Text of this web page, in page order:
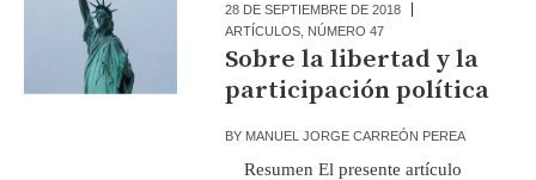
28 DE SEPTIEMBRE DE 2018
ARTÍCULOS NÚMERO 47
Sobre la libertad y la
participación política
BY MANUEL JORGE CARREÓN PEREA
Resumen El presente artículo